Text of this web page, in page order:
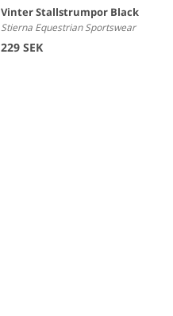
Vinter Stallstrumpor Black
Stierna Equestrian Sportswear
229 SEK